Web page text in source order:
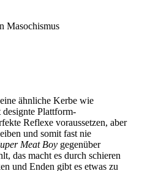
Masochismus
ähnliche Kerbe wie
designte Plattform-
Reflexe voraussetzen, aber
und somit fast nie
Meat Boy gegenüber
das macht es durch schieren
und Enden gibt es etwas zu